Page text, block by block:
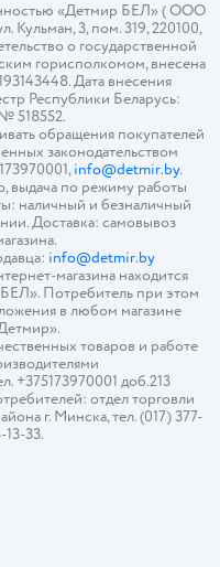
«Детмир БЕЛ» ( ООО
Кульман, 3, пом. 319, 220100,
о государственной
горисполкомом, внесена
Дата внесения
Республики Беларусь:
518552.
обращения покупателей
законодательством
info@detmir.by.
выдача по режиму работы
наличный и безналичный
Доставка: самовывоз
info@detmir.by
магазина находится
Потребитель при этом
в любом магазине
товаров и работе
+375173970001 доб.213
отдел торговли
г. Минска, тел. (017) 377-
13-33.